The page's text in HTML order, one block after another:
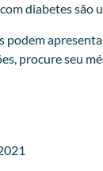
diabetes são
podem
procure seu